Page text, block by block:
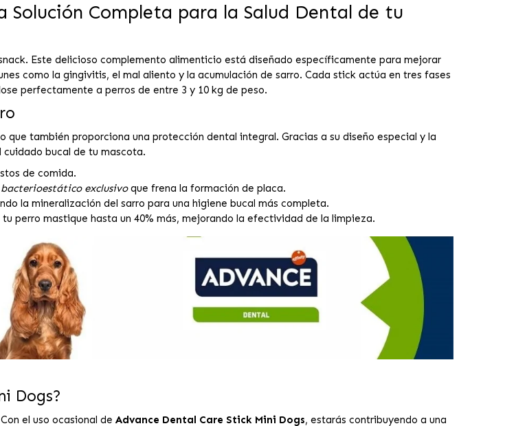
Solución Completa para la Salud Dental de tu
Este delicioso complemento alimenticio está diseñado específicamente para mejorar
como la gingivitis, el mal aliento y la acumulación de sarro. Cada stick actúa en tres fases
perfectamente a perros de entre 3 y 10 kg de peso.
que también proporciona una protección dental integral. Gracias a su diseño especial y la
cuidado bucal de tu mascota.
de comida.
bacterioestático exclusivoque frena la formación de placa.
la mineralización del sarro para una higiene bucal más completa.
perro mastique hasta un 40% más, mejorando la efectividad de la limpieza.
Dogs?
el uso ocasional de Advance Dental Care Stick Mini Dogs, estarás contribuyendo a una